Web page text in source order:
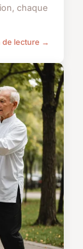
chaque
de lecture →